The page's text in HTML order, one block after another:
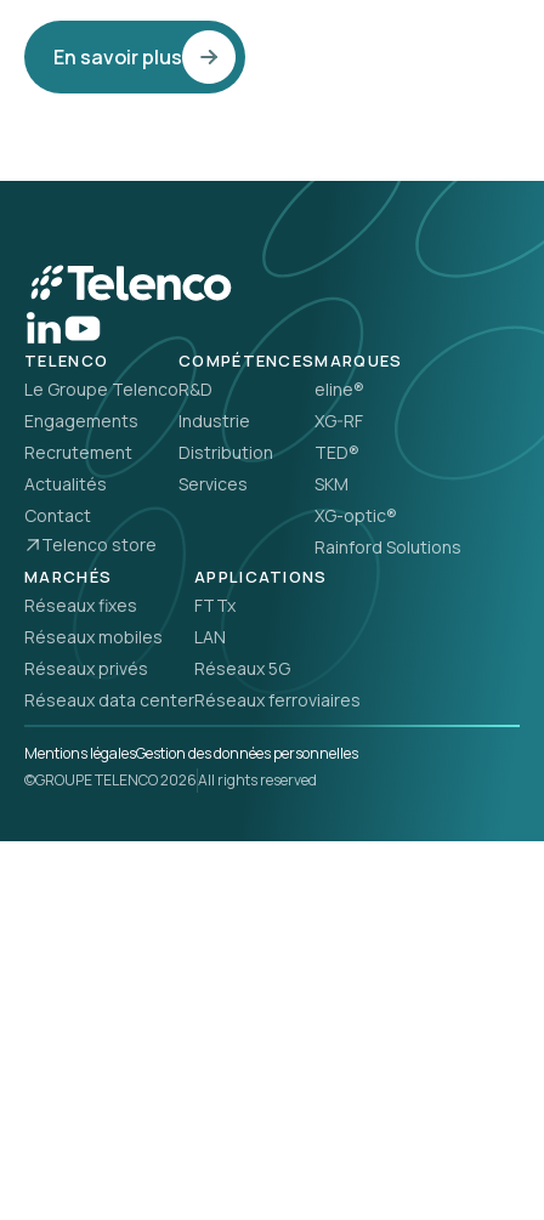
En savoir plus
TELENCO
Le Groupe Telenco
Engagements
Recrutement
Actualités
Contact
Telenco store
COMPÉTENCES
R&D
Industrie
Distribution
Services
MARQUES
eline®
XG-RF
TED®
SKM
XG-optic®
Rainford Solutions
MARCHÉS
Réseaux fixes
Réseaux mobiles
Réseaux privés
Réseaux data center
APPLICATIONS
FTTx
LAN
Réseaux 5G
Réseaux ferroviaires
Mentions légalesGestion des données personnelles
©GROUPE TELENCO 2026All rights reserved